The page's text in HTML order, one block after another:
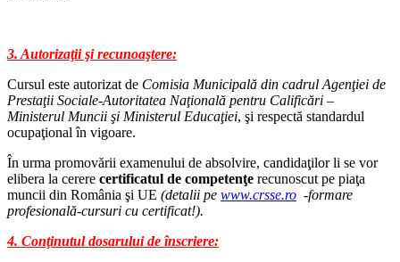
3. Autorizaţii şi recunoaştere:
Cursul este autorizat de Comisia Municipală din cadrul Agenţiei de
Prestaţii Sociale-Autoritatea Naţională pentru Calificări –
Ministerul Muncii şi Ministerul Educaţiei, şi respectă standardul
ocupaţional în vigoare.
În urma promovării examenului de absolvire, candidaţilor li se vor
elibera la cerere certificatul de competenţe recunoscut pe piaţa
muncii din România şi UE (detalii pe www.crsse.ro -formare
profesională-cursuri cu certificat!).
4. Conţinutul dosarului de înscriere: